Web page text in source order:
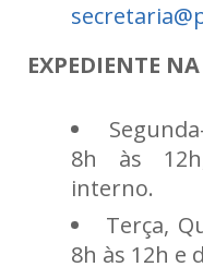
EXPEDIENTE
8h às
interno.
Terça,
8h às 12h e